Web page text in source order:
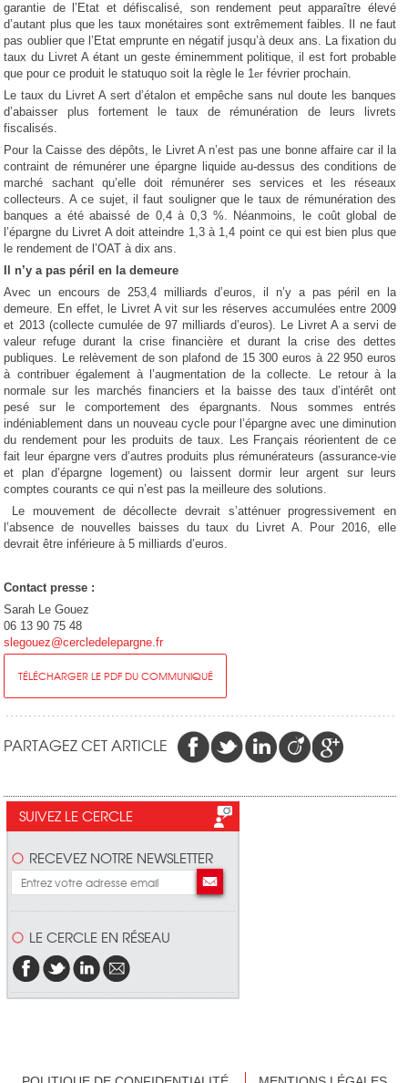
garantie de l’Etat et défiscalisé, son rendement peut apparaître élevé
d’autant plus que les taux monétaires sont extrêmement faibles. Il ne faut
pas oublier que l’Etat emprunte en négatif jusqu’à deux ans. La fixation du
taux du Livret A étant un geste éminemment politique, il est fort probable
que pour ce produit le statuquo soit la règle le 1er février prochain.
Le taux du Livret A sert d’étalon et empêche sans nul doute les banques
d’abaisser plus fortement le taux de rémunération de leurs livrets
fiscalisés.
Pour la Caisse des dépôts, le Livret A n’est pas une bonne affaire car il la
contraint de rémunérer une épargne liquide au-dessus des conditions de
marché sachant qu’elle doit rémunérer ses services et les réseaux
collecteurs. A ce sujet, il faut souligner que le taux de rémunération des
banques a été abaissé de 0,4 à 0,3 %. Néanmoins, le coût global de
l’épargne du Livret A doit atteindre 1,3 à 1,4 point ce qui est bien plus que
le rendement de l’OAT à dix ans.
Il n’y a pas péril en la demeure
Avec un encours de 253,4 milliards d’euros, il n’y a pas péril en la
demeure. En effet, le Livret A vit sur les réserves accumulées entre 2009
et 2013 (collecte cumulée de 97 milliards d’euros). Le Livret A a servi de
valeur refuge durant la crise financière et durant la crise des dettes
publiques. Le relèvement de son plafond de 15 300 euros à 22 950 euros
à contribuer également à l’augmentation de la collecte. Le retour à la
normale sur les marchés financiers et la baisse des taux d’intérêt ont
pesé sur le comportement des épargnants. Nous sommes entrés
indéniablement dans un nouveau cycle pour l’épargne avec une diminution
du rendement pour les produits de taux. Les Français réorientent de ce
fait leur épargne vers d’autres produits plus rémunérateurs (assurance-vie
et plan d’épargne logement) ou laissent dormir leur argent sur leurs
comptes courants ce qui n’est pas la meilleure des solutions.
Le mouvement de décollecte devrait s’atténuer progressivement en
l’absence de nouvelles baisses du taux du Livret A. Pour 2016, elle
devrait être inférieure à 5 milliards d’euros.
Contact presse :
Sarah Le Gouez
06 13 90 75 48
slegouez@cercledelepargne.fr
TÉLÉCHARGER LE PDF DU COMMUNIQUÉ
PARTAGEZ CET ARTICLE
SUIVEZ LE CERCLE
RECEVEZ NOTRE NEWSLETTER
LE CERCLE EN RÉSEAU